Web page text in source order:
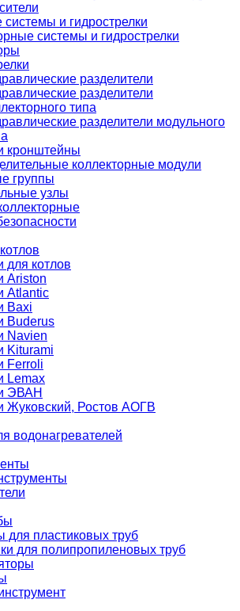
системы и гидрострелки
системы и гидрострелки
разделители
разделители
типа
разделители модульного
кронштейны
коллекторные модули
группы
узлы
для котлов
Ariston
Atlantic
Baxi
Buderus
Navien
Kiturami
Ferroli
Lemax
ЭВАН
Жуковский, Ростов АОГВ
водонагревателей
для пластиковых труб
для полипропиленовых труб